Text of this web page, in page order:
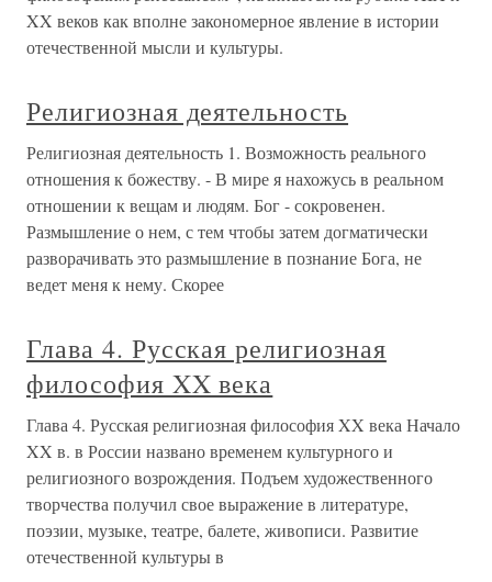
XX веков как вполне закономерное явление в истории
отечественной мысли и культуры.
Религиозная деятельность
Религиозная деятельность 1. Возможность реального
отношения к божеству. - В мире я нахожусь в реальном
отношении к вещам и людям. Бог - сокровенен.
Размышление о нем, с тем чтобы затем догматически
разворачивать это размышление в познание Бога, не
ведет меня к нему. Скорее
Глава 4. Русская религиозная
философия XX века
Глава 4. Русская религиозная философия XX века Начало
XX в. в России названо временем культурного и
религиозного возрождения. Подъем художественного
творчества получил свое выражение в литературе,
поэзии, музыке, театре, балете, живописи. Развитие
отечественной культуры в